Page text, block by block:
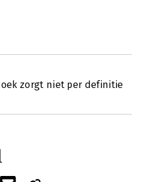
zorgt niet per definitie